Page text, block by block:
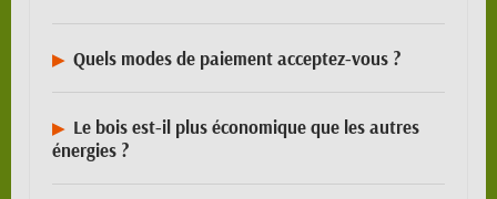
Quels modes de paiement acceptez-vous ?
Le bois est-il plus économique que les autres
énergies ?